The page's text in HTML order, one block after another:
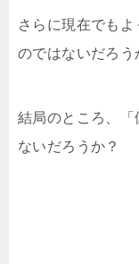
さらに現在でも
のではないだろう
結局のところ、「
ないだろうか？